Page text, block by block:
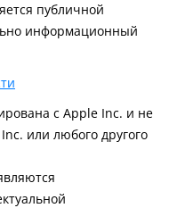
публичной
информационный
c Apple Inc. и не
или любого другого